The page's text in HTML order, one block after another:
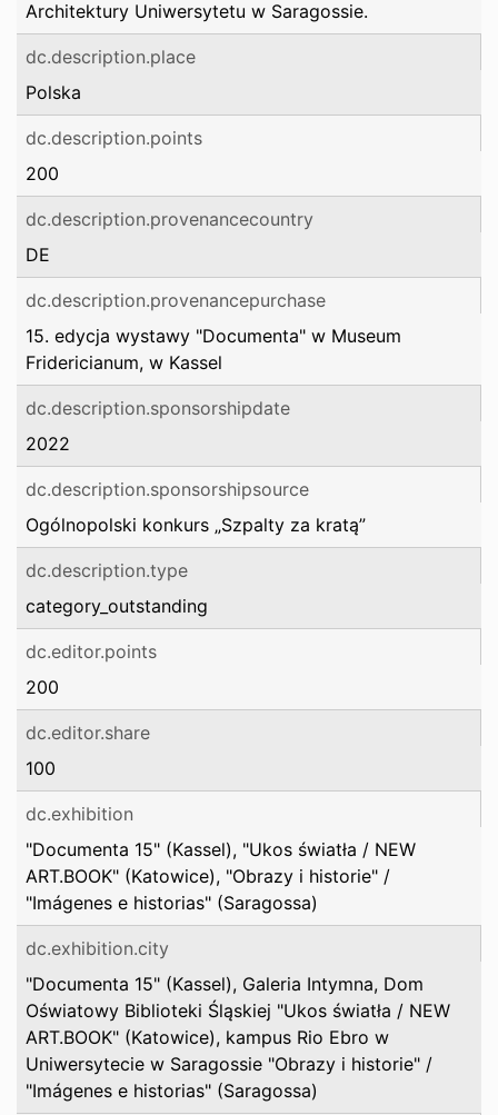
Architektury Uniwersytetu w Saragossie.
dc.description.place
Polska
dc.description.points
200
dc.description.provenancecountry
DE
dc.description.provenancepurchase
15. edycja wystawy "Documenta" w Museum
Fridericianum, w Kassel
dc.description.sponsorshipdate
2022
dc.description.sponsorshipsource
Ogólnopolski konkurs „Szpalty za kratą”
dc.description.type
category_outstanding
dc.editor.points
200
dc.editor.share
100
dc.exhibition
"Documenta 15" (Kassel), "Ukos światła / NEW
ART.BOOK" (Katowice), "Obrazy i historie" /
"Imágenes e historias" (Saragossa)
dc.exhibition.city
"Documenta 15" (Kassel), Galeria Intymna, Dom
Oświatowy Biblioteki Śląskiej "Ukos światła / NEW
ART.BOOK" (Katowice), kampus Rio Ebro w
Uniwersytecie w Saragossie "Obrazy i historie" /
"Imágenes e historias" (Saragossa)